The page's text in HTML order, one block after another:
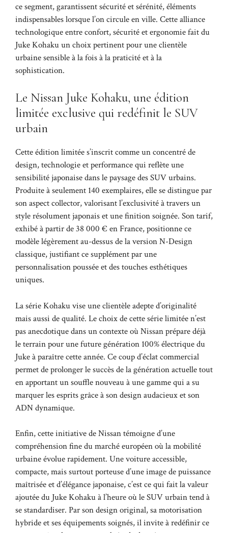
ce segment, garantissent sécurité et sérénité, éléments
indispensables lorsque l’on circule en ville. Cette alliance
technologique entre confort, sécurité et ergonomie fait du
Juke Kohaku un choix pertinent pour une clientèle
urbaine sensible à la fois à la praticité et à la
sophistication.
Le Nissan Juke Kohaku, une édition
limitée exclusive qui redéfinit le SUV
urbain
Cette édition limitée s’inscrit comme un concentré de
design, technologie et performance qui reflète une
sensibilité japonaise dans le paysage des SUV urbains.
Produite à seulement 140 exemplaires, elle se distingue par
son aspect collector, valorisant l’exclusivité à travers un
style résolument japonais et une finition soignée. Son tarif,
exhibé à partir de 38 000 € en France, positionne ce
modèle légèrement au-dessus de la version N-Design
classique, justifiant ce supplément par une
personnalisation poussée et des touches esthétiques
uniques.
La série Kohaku vise une clientèle adepte d’originalité
mais aussi de qualité. Le choix de cette série limitée n’est
pas anecdotique dans un contexte où Nissan prépare déjà
le terrain pour une future génération 100% électrique du
Juke à paraître cette année. Ce coup d’éclat commercial
permet de prolonger le succès de la génération actuelle tout
en apportant un souffle nouveau à une gamme qui a su
marquer les esprits grâce à son design audacieux et son
ADN dynamique.
Enfin, cette initiative de Nissan témoigne d’une
compréhension fine du marché européen où la mobilité
urbaine évolue rapidement. Une voiture accessible,
compacte, mais surtout porteuse d’une image de puissance
maîtrisée et d’élégance japonaise, c’est ce qui fait la valeur
ajoutée du Juke Kohaku à l’heure où le SUV urbain tend à
se standardiser. Par son design original, sa motorisation
hybride et ses équipements soignés, il invite à redéfinir ce